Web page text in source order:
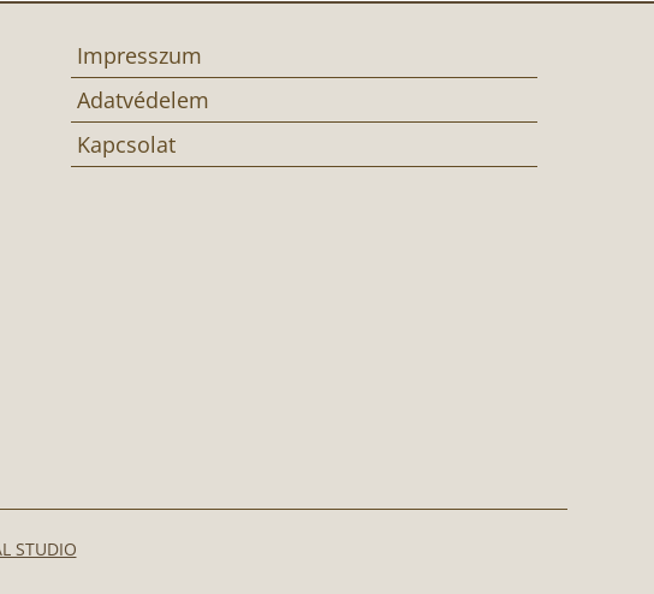
Impresszum
Adatvédelem
Kapcsolat
STUDIO